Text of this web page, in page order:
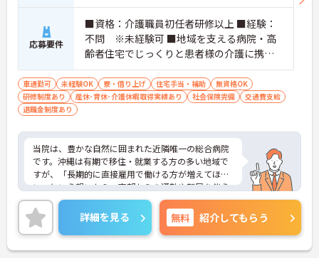
応募要件
■資格：介護職員初任者研修以上 ■経験：
不問 ※未経験可 ■地域を支える病院・高
齢者住宅でじっくりと患者様の介護に携わ
りたいと考える方
車通勤可 未経験OK 寮・借り上げ 住宅手当・補助
無資格OK
研修制度あり
産休･育休･介護休暇取得実績あり 社会保険完備
交通費支給
退職金制度あり
当院は、豊かな自然に囲まれた近隣唯一の総合病院
です。沖縄は有期で移住・就業する方の多い地域で
すが、「長期的に直接雇用で働ける方が増えてほし
い」という想いから、南部からの通勤や転居を伴う
入職の場合の補助の開始を予定しています。また、
人材育成体制や福利厚生が充実しており、働きやす
い職場づくりに力を入れている病院です！
【ワークライフバランスについて】残業は少なく、
ほぼ定時で終了しています。ワークライフバランス
詳細を見る 無料 紹介してもらう